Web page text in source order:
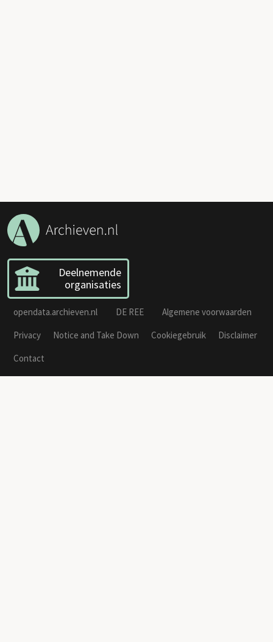
Deelnemende
organisaties
opendata.archieven.nl DE REE
Algemene voorwaarden
Privacy
Notice and Take Down Cookiegebruik
Disclaimer
Contact